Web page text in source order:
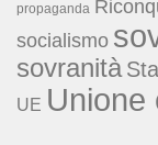
propaganda
socialismo
sovranità
UE Unione